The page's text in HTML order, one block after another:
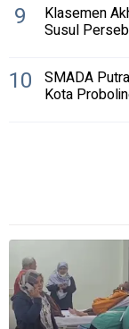
9 Klasemen
Susul
10 SMADA
Kota